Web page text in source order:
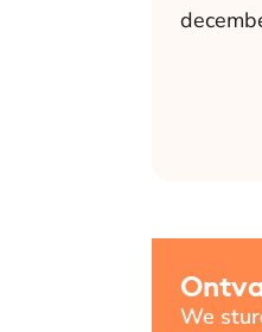
We